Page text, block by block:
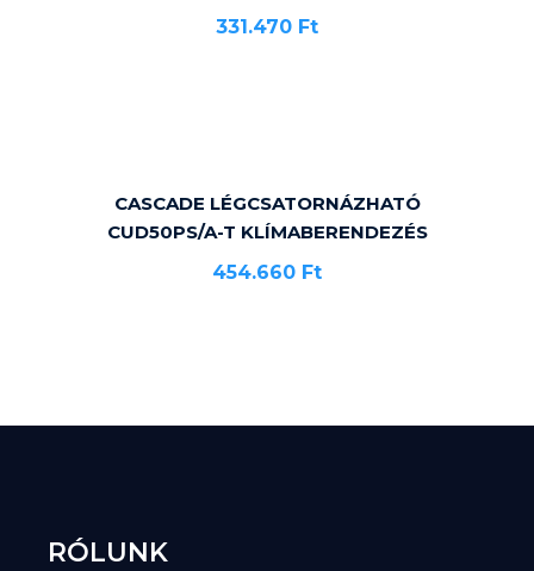
331.470 Ft
CASCADE LÉGCSATORNÁZHATÓ
CUD50PS/A-T KLÍMABERENDEZÉS
454.660 Ft
RÓLUNK